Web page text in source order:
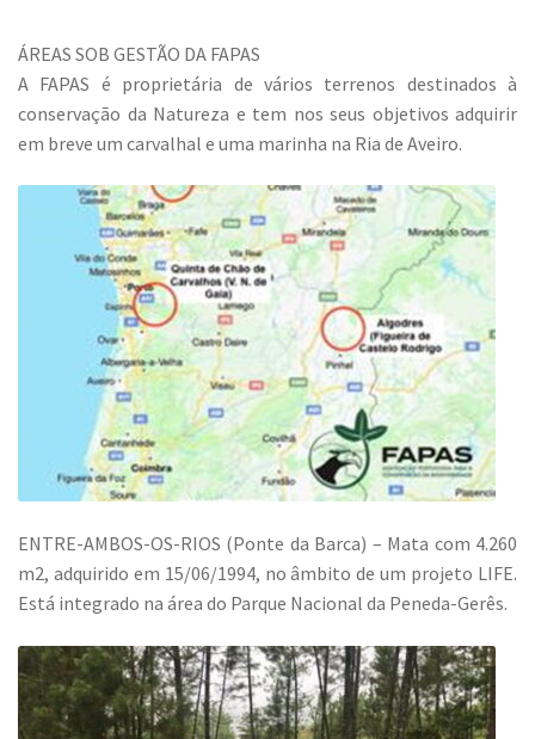
ÁREAS SOB GESTÃO DA FAPAS
A FAPAS é proprietária de vários terrenos destinados à
conservação da Natureza e tem nos seus objetivos adquirir
em breve um carvalhal e uma marinha na Ria de Aveiro.
ENTRE-AMBOS-OS-RIOS (Ponte da Barca) – Mata com 4.260
m2, adquirido em 15/06/1994, no âmbito de um projeto LIFE.
Está integrado na área do Parque Nacional da Peneda-Gerês.